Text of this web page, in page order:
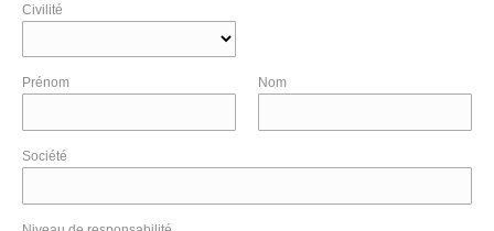
Civilité
Prénom Nom
Société